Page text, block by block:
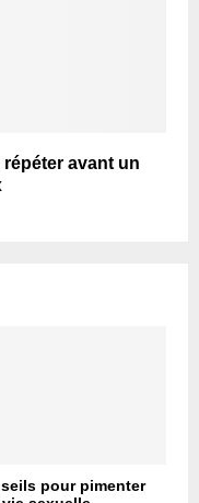
avant un
pour pimenter